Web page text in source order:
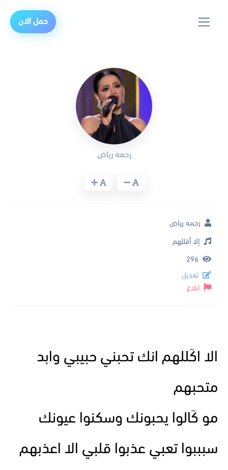
حمل الان
الا اكَللهم انك تحبني حبيبي وابد
متحبهم
مو كَالوا يحبونك وسكنوا عيونك
سبببوا تعبي عذبوا قلبي الا اعذبهم
رحمه رياض
رحمه رياض
إلا أقللهم
296
تعديل
ابلاغ